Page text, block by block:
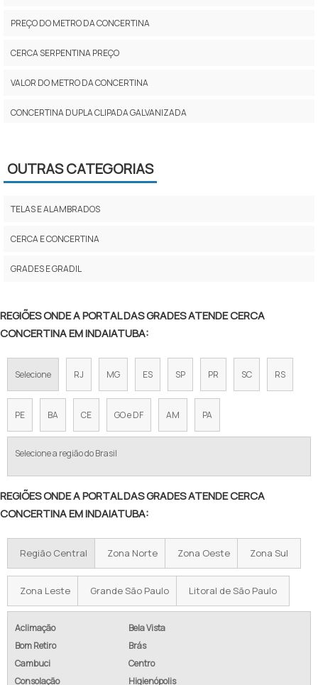
PREÇO DO METRO DA CONCERTINA
CERCA SERPENTINA PREÇO
VALOR DO METRO DA CONCERTINA
CONCERTINA DUPLA CLIPADA GALVANIZADA
INSTALAÇÃO DE CONCERTINA PREÇO
CONCERTINA COMPRAR
CONCERTINA EM SOROCABA
CERCA CONCERTINA PREÇO POR METRO
CONCERTINA PREÇO 45 CM
CONCERTINA DUPLA CLIPADA 45CM PREÇO
CERCA ESPIRAL PREÇO
CONCERTINA PIRACICABA
COMPRAR CONCERTINA PARA MURO
CERCA CONCERTINA GALVANIZADA
OUTRAS CATEGORIAS
TELAS E ALAMBRADOS
CERCA E CONCERTINA
GRADES E GRADIL
REGIÕES ONDE A PORTAL DAS GRADES ATENDE CERCA
CONCERTINA EM INDAIATUBA:
Selecione RJ MG ES SP PR SC RS
PE BA CE GO e DF AM PA
Selecione a região do Brasil
REGIÕES ONDE A PORTAL DAS GRADES ATENDE CERCA
CONCERTINA EM INDAIATUBA:
Região Central Zona Norte Zona Oeste Zona Sul
Zona Leste Grande São Paulo Litoral de São Paulo
Aclimação
Bela Vista
Bom Retiro
Brás
Cambuci
Centro
Consolação
Higienópolis